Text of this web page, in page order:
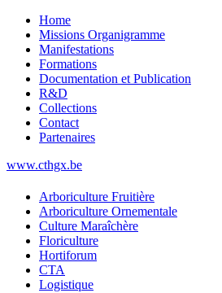
Home
Missions Organigramme
Manifestations
Formations
Documentation et Publication
R&D
Collections
Contact
Partenaires
www.cthgx.be
Arboriculture Fruitière
Arboriculture Ornementale
Culture Maraîchère
Floriculture
Hortiforum
CTA
Logistique